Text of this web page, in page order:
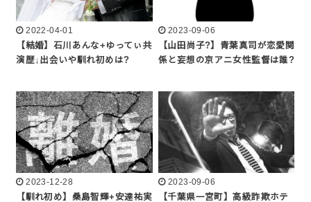
2022-04-01
【結婚】石川あんな+ゆってぃ共
演歴↓出会いや馴れ初めは?
2023-09-06
【山田尚子?】青葉真司が恋愛関
係と妄想の京アニ女性監督は誰?
2023-12-28
【馴れ初め】桑島智輝+安達祐実
2023-09-06
【千葉県一宮町】高級詐欺ホテ